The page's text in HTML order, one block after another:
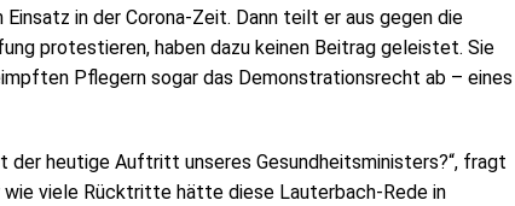
in der Corona-Zeit. Dann teilt er aus gegen die
protestieren, haben dazu keinen Beitrag geleistet. Sie
Pflegern sogar das Demonstrationsrecht ab – eines
heutige Auftritt unseres Gesundheitsministers?“, fragt
wie viele Rücktritte hätte diese Lauterbach-Rede in